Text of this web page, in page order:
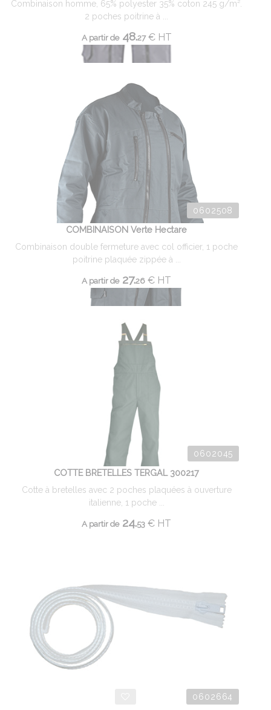
Combinaison homme, 65% polyester 35% coton 245 g/m².
2 poches poitrine à ...
A partir de48.27 €HT
0602508
COMBINAISON Verte Hectare
Combinaison double fermeture avec col officier, 1 poche
poitrine plaquée zippée à ...
A partir de27.26 € HT
0602045
COTTE BRETELLES TERGAL 300217
Cotte à bretelles avec 2 poches plaquées à ouverture
italienne, 1 poche ...
A partir de24.53 € HT
0602664